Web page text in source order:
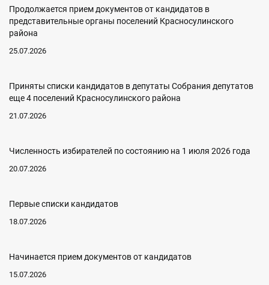
Продолжается прием документов от кандидатов в
представительные органы поселений Красносулинского
района
25.07.2026
Приняты списки кандидатов в депутаты Собрания депутатов
еще 4 поселений Красносулинского района
21.07.2026
Численность избирателей по состоянию на 1 июля 2026 года
20.07.2026
Первые списки кандидатов
18.07.2026
Начинается прием документов от кандидатов
15.07.2026